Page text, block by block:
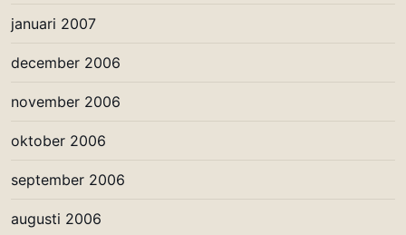
januari 2007
december 2006
november 2006
oktober 2006
september 2006
augusti 2006